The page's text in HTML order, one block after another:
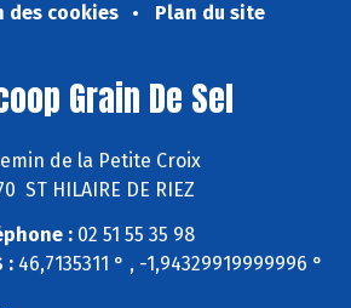
des cookies
Plan du site
Grain De Sel
de la Petite Croix
ST HILAIRE DE RIEZ
: 02 51 55 35 98
: 46,7135311 ° , -1,94329919999996 °